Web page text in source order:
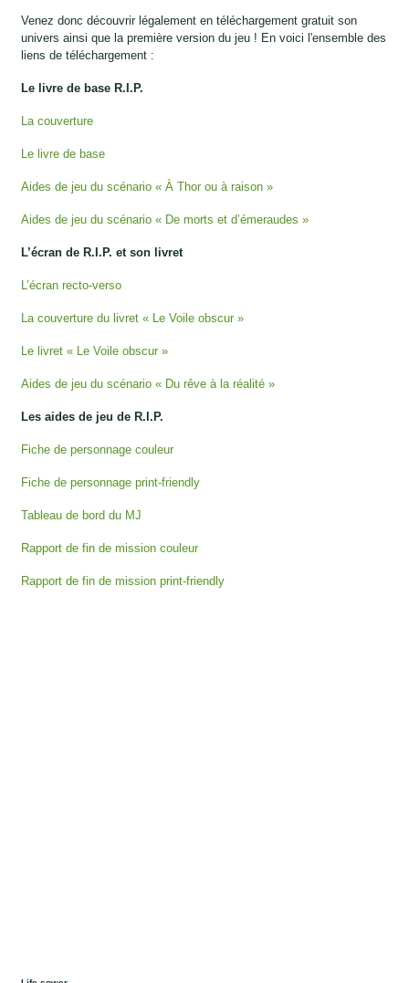
Venez donc découvrir légalement en téléchargement gratuit son
univers ainsi que la première version du jeu ! En voici l'ensemble des
liens de téléchargement :
Le livre de base R.I.P.
La couverture
Le livre de base
Aides de jeu du scénario « À Thor ou à raison »
Aides de jeu du scénario « De morts et d’émeraudes »
L’écran de R.I.P. et son livret
L’écran recto-verso
La couverture du livret « Le Voile obscur »
Le livret « Le Voile obscur »
Aides de jeu du scénario « Du rêve à la réalité »
Les aides de jeu de R.I.P.
Fiche de personnage couleur
Fiche de personnage print-friendly
Tableau de bord du MJ
Rapport de fin de mission couleur
Rapport de fin de mission print-friendly